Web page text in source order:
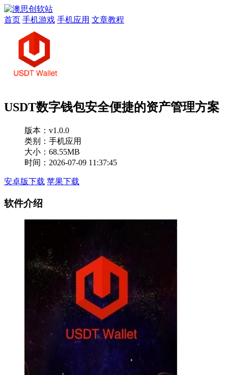
首页 手机游戏 手机应用 文章教程
USDT数字钱包安全便捷的资产管理方案
版本： v1.0.0
类别：手机应用
大小：68.55MB
时间：2026-07-09 11:37:45
安卓版下载 苹果下载
软件介绍